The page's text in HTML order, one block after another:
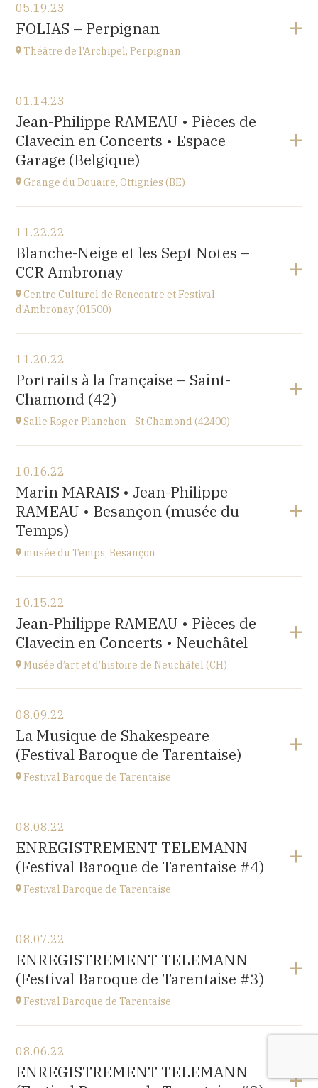
Mas Riquer, Catllar (66500)
at18H00
05.19.23
FOLIAS – Perpignan
Théâtre de l'Archipel, Perpignan
Théâtre de l'Archipel, Perpignan
Le Carré, avenue du Maréchal Leclerc, 66000
Perpignan
at
01.14.23
Jean-Philippe RAMEAU • Pièces de
Clavecin en Concerts • Espace
Garage (Belgique)
Grange du Douaire, Ottignies (BE)
Grange du Douaire, Ottignies (BE)
Espace du Coeur de Ville 2, 1340 Ottignies,
BELGIQUE
Go to site
11.22.22
Blanche-Neige et les Sept Notes –
CCR Ambronay
Centre Culturel de Rencontre et Festival
d'Ambronay (01500)
Place de l'Abbaye
at10H
11.20.22
Portraits à la française – Saint-
Chamond (42)
Salle Roger Planchon - St Chamond (42400)
Salle Roger Planchon
54 Boulevard Waldeck Rousseau 42400 St Chamond
at17H
10.16.22
Marin MARAIS • Jean-Philippe
RAMEAU • Besançon (musée du
Temps)
musée du Temps, Besançon
Palais Granvelle, 96 Grande Rue
at15H
10.15.22
Jean-Philippe RAMEAU • Pièces de
Clavecin en Concerts • Neuchâtel
Musée d’art et d’histoire de Neuchâtel (CH)
Esplanade Léopold-Robert 1 CH-2000 Neuchâtel
at20:15
08.09.22
La Musique de Shakespeare
(Festival Baroque de Tarentaise)
Festival Baroque de Tarentaise
Savoie
at21H00
08.08.22
ENREGISTREMENT TELEMANN
(Festival Baroque de Tarentaise #4)
Festival Baroque de Tarentaise
Savoie
at10H
08.07.22
ENREGISTREMENT TELEMANN
(Festival Baroque de Tarentaise #3)
Festival Baroque de Tarentaise
Savoie
at10H
08.06.22
ENREGISTREMENT TELEMANN